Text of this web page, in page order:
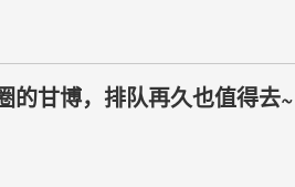
的甘博，排队再久也值得去~